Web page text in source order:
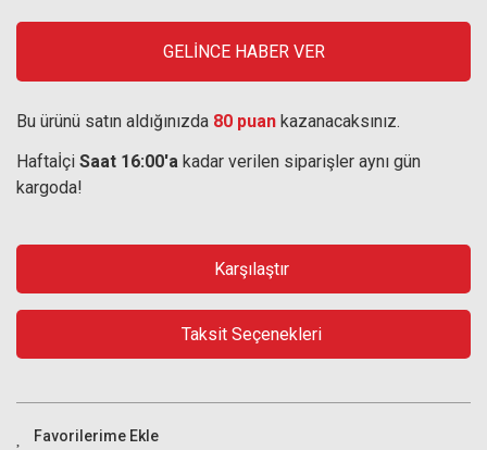
GELİNCE HABER VER
Bu ürünü satın aldığınızda 80 puan kazanacaksınız.
Haftaİçi Saat 16:00'a kadar verilen siparişler aynı gün
kargoda!
Karşılaştır
Taksit Seçenekleri